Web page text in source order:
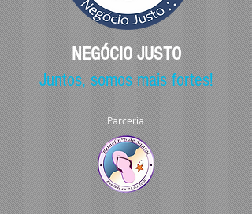
NEGÓCIO JUSTO
Juntos, somos mais fortes!
Parceria